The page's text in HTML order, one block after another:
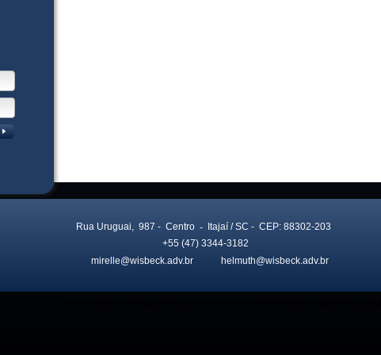
Rua Uruguai, 987 - Centro - Itajaí / SC - CEP: 88302-203
+55 (47) 3344-3182
mirelle@wisbeck.adv.br
helmuth@wisbeck.adv.br